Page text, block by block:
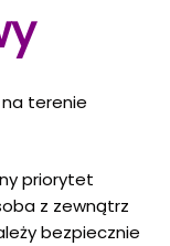
terenie
priorytet
z zewnątrz
bezpiecznie